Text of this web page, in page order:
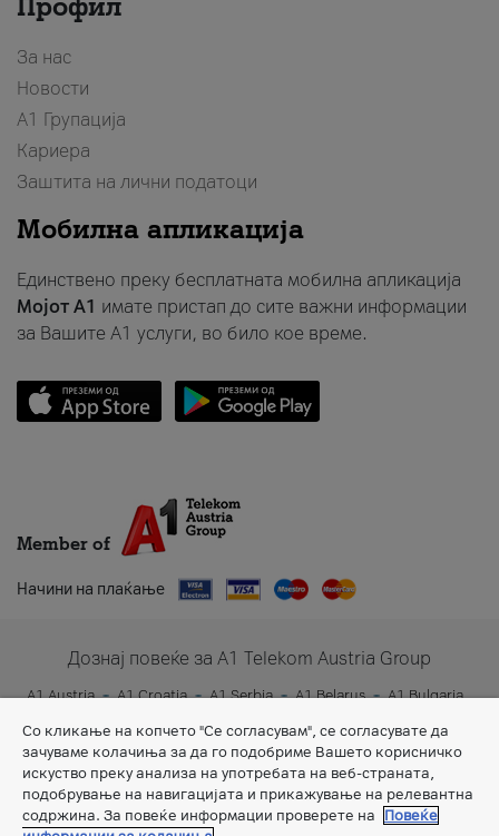
Профил
За нас
Новости
А1 Групација
Кариера
Заштита на лични податоци
Мобилна апликација
Единствено преку бесплатната мобилна апликација
Мојот A1 имате пристап до сите важни информации
за Вашите A1 услуги, во било кое време.
Member of
Начини на плаќање
Дознај повеќе за A1 Telekom Austria Group
A1 Austria A1 Croatia A1 Serbia A1 Belarus
A1 Bulgaria
Со кликање на копчето "Се согласувам", се согласувате да
зачуваме колачиња за да го подобриме Вашето корисничко
искуство преку анализа на употребата на веб-страната,
подобрување на навигацијата и прикажување на релевантна
содржина. За повеќе информации проверете на
Повеќе